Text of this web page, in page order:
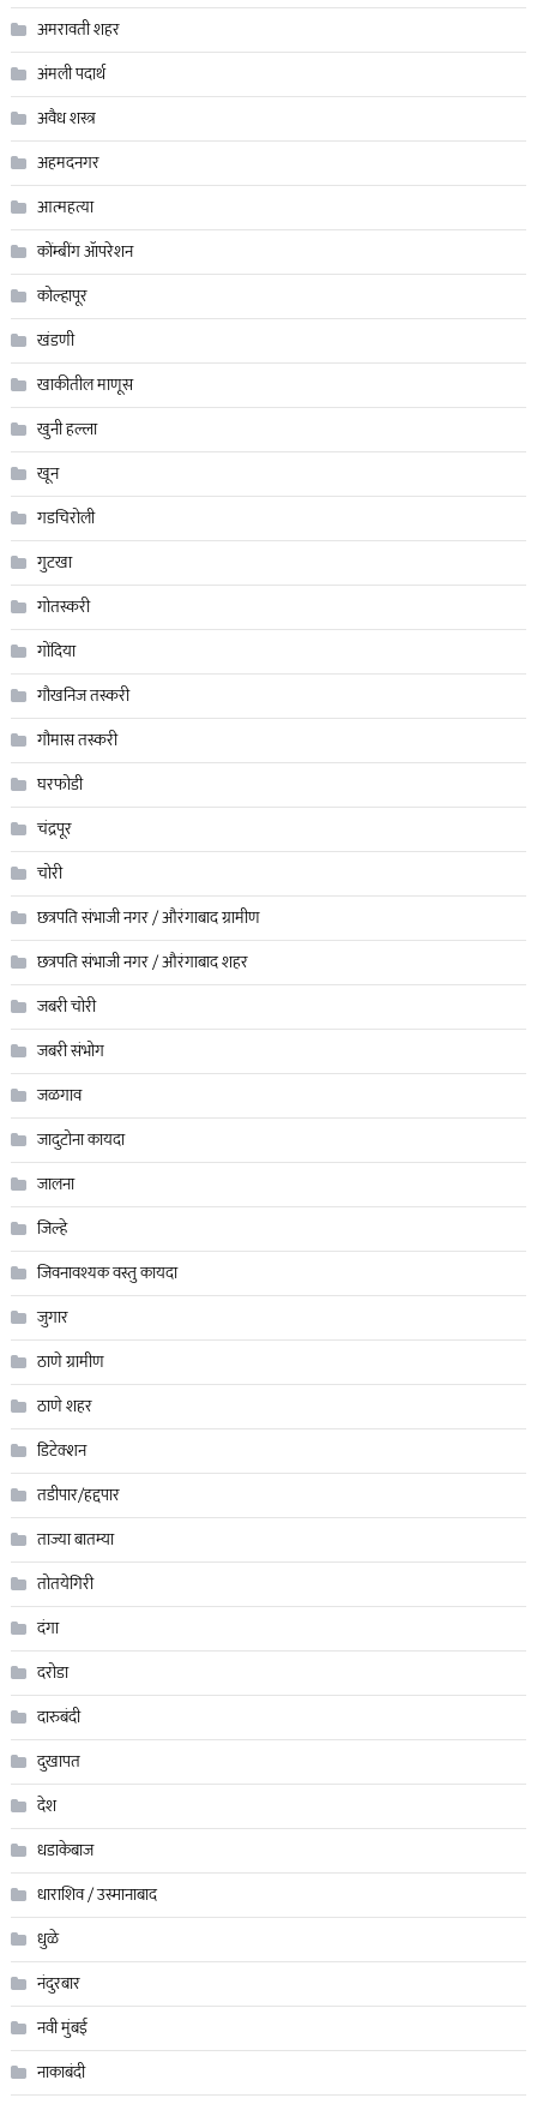
अमरावती शहर
अंमली पदार्थ
अवैध शस्त्र
अहमदनगर
आत्महत्या
कोंम्बींग ॲापरेशन
कोल्हापूर
खंडणी
खाकीतील माणूस
खुनी हल्ला
खून
गडचिरोली
गुटखा
गोतस्करी
गोंदिया
गौखनिज तस्करी
गौमास तस्करी
घरफोडी
चंद्रपूर
चोरी
छत्रपति संभाजी नगर / औरंगाबाद ग्रामीण
छत्रपति संभाजी नगर / औरंगाबाद शहर
जबरी चोरी
जबरी संभोग
जळगाव
जादुटोना कायदा
जालना
जिल्हे
जिवनावश्यक वस्तु कायदा
जुगार
ठाणे ग्रामीण
ठाणे शहर
डिटेक्शन
तडीपार/हद्दपार
ताज्या बातम्या
तोतयेगिरी
दंगा
दरोडा
दारुबंदी
दुखापत
देश
धडाकेबाज
धाराशिव / उस्मानाबाद
धुळे
नंदुरबार
नवी मुंबई
नाकाबंदी